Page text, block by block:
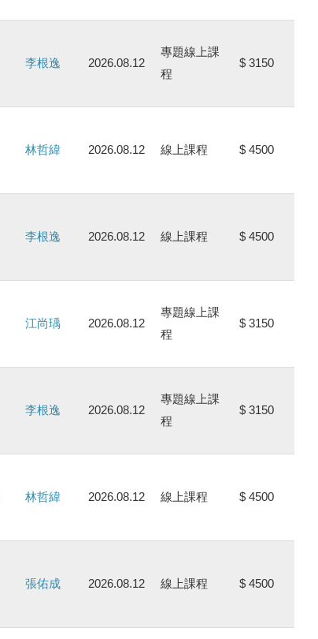
李根逸 2026.08.12
專題線上課
程
$ 3150
林哲緯 2026.08.12 線上課程 $ 4500
李根逸 2026.08.12 線上課程 $ 4500
江尚瑀 2026.08.12
專題線上課
程
$ 3150
李根逸 2026.08.12
專題線上課
程
$ 3150
林哲緯 2026.08.12 線上課程 $ 4500
張佑成 2026.08.12 線上課程 $ 4500